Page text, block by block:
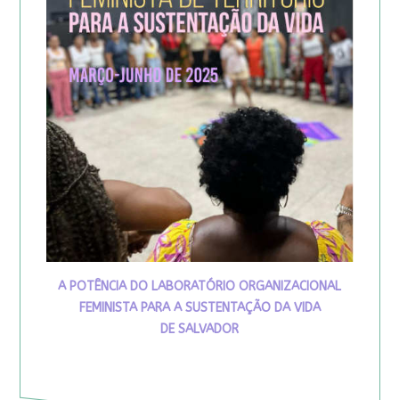
A POTÊNCIA DO LABORATÓRIO ORGANIZACIONAL
FEMINISTA PARA A SUSTENTAÇÃO DA VIDA
DE SALVADOR